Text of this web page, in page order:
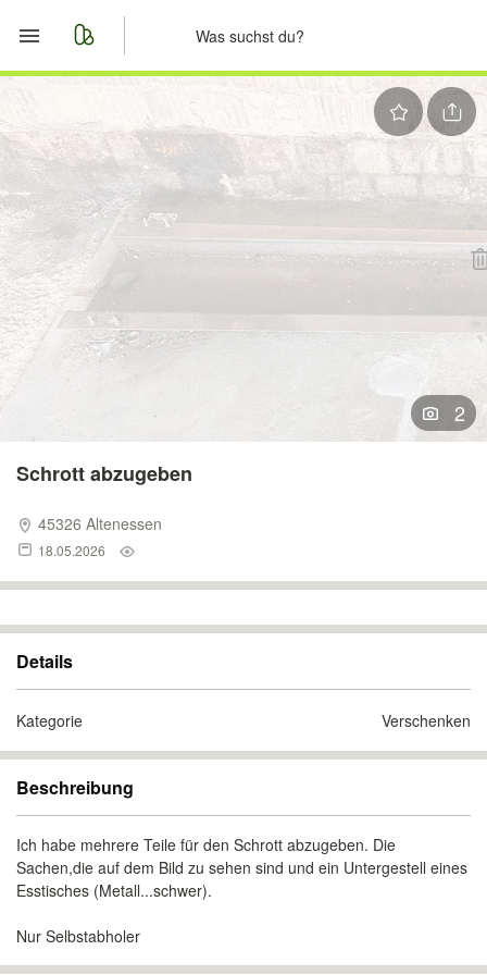
Merkliste
Nachrichten
Anzeige aufgeben
2
Schrott abzugeben
45326 Altenessen
18.05.2026
Details
Kategorie Verschenken
Beschreibung
Ich habe mehrere Teile für den Schrott abzugeben. Die
Sachen,die auf dem Bild zu sehen sind und ein Untergestell eines
Esstisches (Metall...schwer).
Nur Selbstabholer